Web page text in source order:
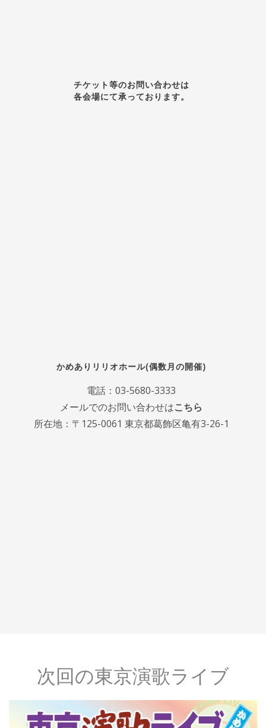
チケット等のお問い合わせは
各会場にて承っております。
かめありリリオホール(偶数月の開催)
電話：03-5680-3333
メールでのお問い合わせはこちら
所在地：〒125-0061 東京都葛飾区亀有3-26-1
次回の東京演歌ライブ